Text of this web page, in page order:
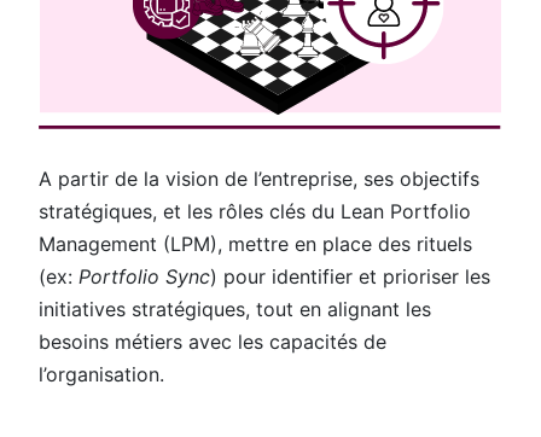
A partir de la vision de l’entreprise, ses objectifs
stratégiques, et les rôles clés du Lean Portfolio
Management (LPM), mettre en place des rituels
(ex: Portfolio Sync) pour identifier et prioriser les
initiatives stratégiques, tout en alignant les
besoins métiers avec les capacités de
l’organisation.